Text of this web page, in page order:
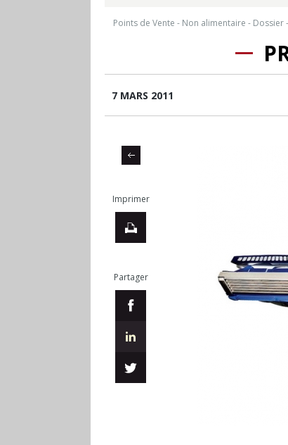
Points de Vente - Non alimentaire - Dossier-
7 MARS 2011
Imprimer
Partager